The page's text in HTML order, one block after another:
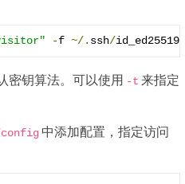
-f ~/. ssh/
密钥算法。可以使用 -t 来指定
config 中添加配置，指定访问